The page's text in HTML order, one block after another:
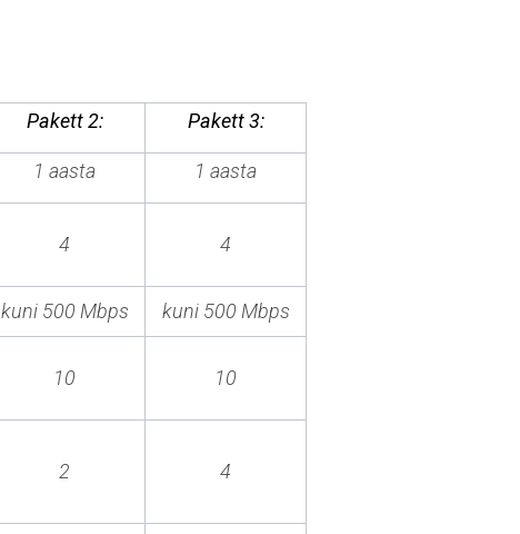
Pakett 2: Pakett 3:
1 aasta 1 aasta
4 4
kuni 500 Mbps kuni 500 Mbps
10 10
2 4